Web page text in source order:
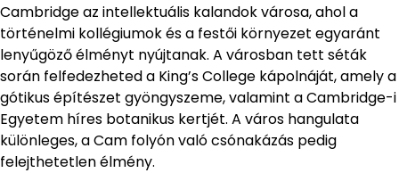
Cambridge az intellektuális kalandok városa, ahol a
történelmi kollégiumok és a festői környezet egyaránt
lenyűgöző élményt nyújtanak. A városban tett séták
során felfedezheted a King’s College kápolnáját, amely a
gótikus építészet gyöngyszeme, valamint a Cambridge-i
Egyetem híres botanikus kertjét. A város hangulata
különleges, a Cam folyón való csónakázás pedig
felejthetetlen élmény.